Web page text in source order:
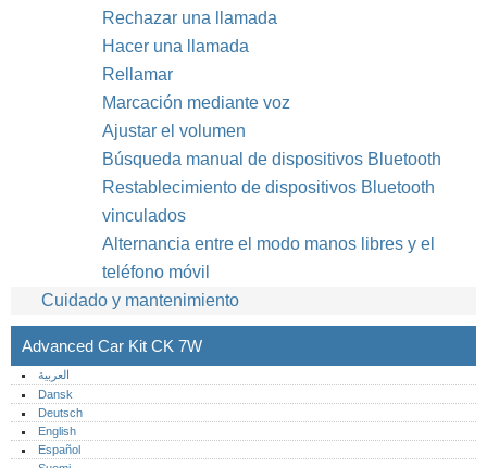
Rechazar una llamada
Hacer una llamada
Rellamar
Marcación mediante voz
Ajustar el volumen
Búsqueda manual de dispositivos Bluetooth
Restablecimiento de dispositivos Bluetooth
vinculados
Alternancia entre el modo manos libres y el
teléfono móvil
Cuidado y mantenimiento
Advanced Car Kit CK 7W
العربية
Dansk
Deutsch
English
Español